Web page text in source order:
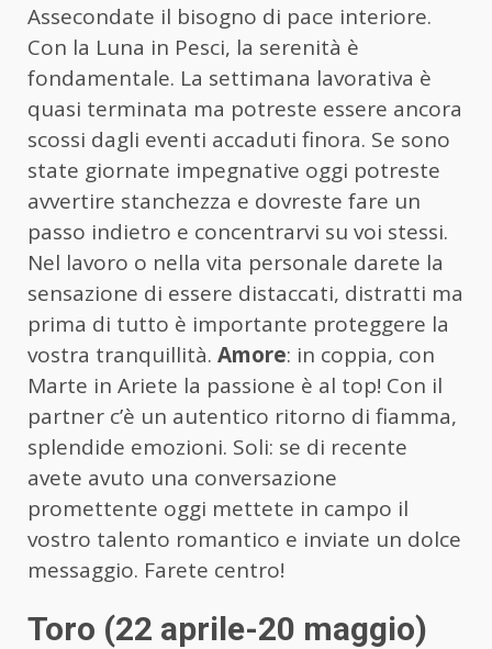
Assecondate il bisogno di pace interiore.
Con la Luna in Pesci, la serenità è
fondamentale. La settimana lavorativa è
quasi terminata ma potreste essere ancora
scossi dagli eventi accaduti finora. Se sono
state giornate impegnative oggi potreste
avvertire stanchezza e dovreste fare un
passo indietro e concentrarvi su voi stessi.
Nel lavoro o nella vita personale darete la
sensazione di essere distaccati, distratti ma
prima di tutto è importante proteggere la
vostra tranquillità. Amore: in coppia, con
Marte in Ariete la passione è al top! Con il
partner c’è un autentico ritorno di fiamma,
splendide emozioni. Soli: se di recente
avete avuto una conversazione
promettente oggi mettete in campo il
vostro talento romantico e inviate un dolce
messaggio. Farete centro!
Toro (22 aprile-20 maggio)